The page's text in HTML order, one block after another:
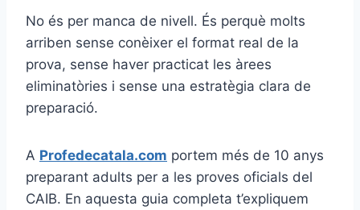
No és per manca de nivell. És perquè molts
arriben sense conèixer el format real de la
prova, sense haver practicat les àrees
eliminatòries i sense una estratègia clara de
preparació.
A Profedecatala.com portem més de 10 anys
preparant adults per a les proves oficials del
CAIB. En aquesta guia completa t’expliquem